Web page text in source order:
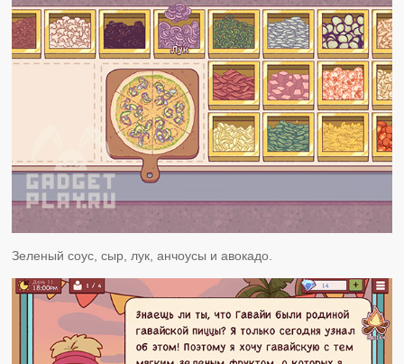
Зеленый соус, сыр, лук, анчоусы и авокадо.